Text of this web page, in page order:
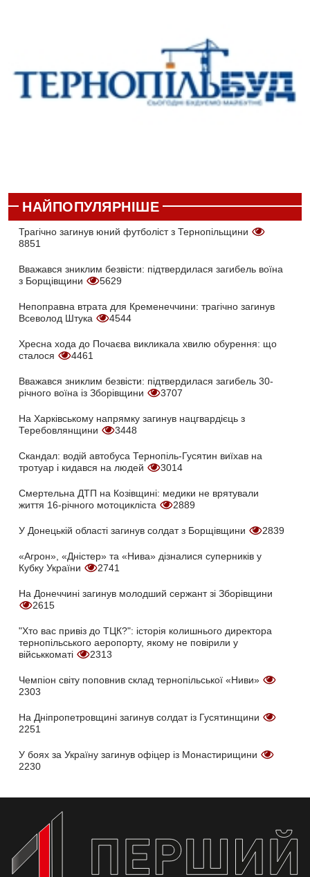
НАЙПОПУЛЯРНІШЕ
Трагічно загинув юний футболіст з Тернопільщини
8851
Вважався зниклим безвісти: підтвердилася загибель воїна
з Борщівщини
5629
Непоправна втрата для Кременеччини: трагічно загинув
Всеволод Штука
4544
Хресна хода до Почаєва викликала хвилю обурення: що
сталося
4461
Вважався зниклим безвісти: підтвердилася загибель 30-
річного воїна із Зборівщини
3707
На Харківському напрямку загинув нацгвардієць з
Теребовлянщини
3448
Скандал: водій автобуса Тернопіль-Гусятин виїхав на
тротуар і кидався на людей
3014
Смертельна ДТП на Козівщині: медики не врятували
життя 16-річного мотоцикліста
2889
У Донецькій області загинув солдат з Борщівщини 2839
«Агрон», «Дністер» та «Нива» дізналися суперників у
Кубку України
2741
На Донеччині загинув молодший сержант зі Зборівщини
2615
"Хто вас привіз до ТЦК?": історія колишнього директора
тернопільського аеропорту, якому не повірили у
військкоматі
2313
Чемпіон світу поповнив склад тернопільської «Ниви»
2303
На Дніпропетровщині загинув солдат із Гусятинщини
2251
У боях за Україну загинув офіцер із Монастирищини
2230